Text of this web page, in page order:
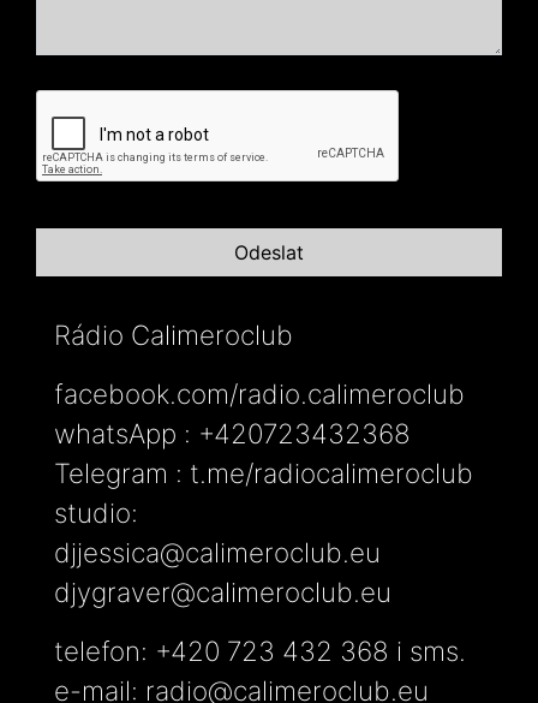
Rádio Calimeroclub
facebook.com/radio.calimeroclub
whatsApp : +420723432368
Telegram : t.me/radiocalimeroclub
studio:
djjessica@calimeroclub.eu
djygraver@calimeroclub.eu
telefon: +420 723 432 368 i sms.
e-mail: radio@calimeroclub.eu